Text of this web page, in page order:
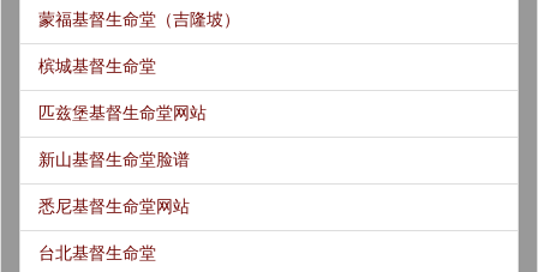
蒙福基督生命堂（吉隆坡）
槟城基督生命堂
匹兹堡基督生命堂网站
新山基督生命堂脸谱
悉尼基督生命堂网站
台北基督生命堂